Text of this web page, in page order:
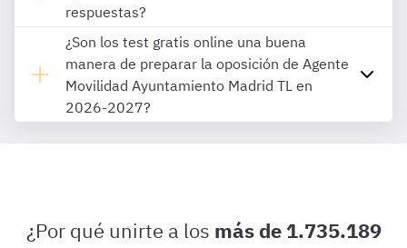
respuestas?
¿Son los test gratis online una buena
manera de preparar la oposición de Agente
Movilidad Ayuntamiento Madrid TL en
2026-2027?
¿Por qué unirte a los más de 1.735.189